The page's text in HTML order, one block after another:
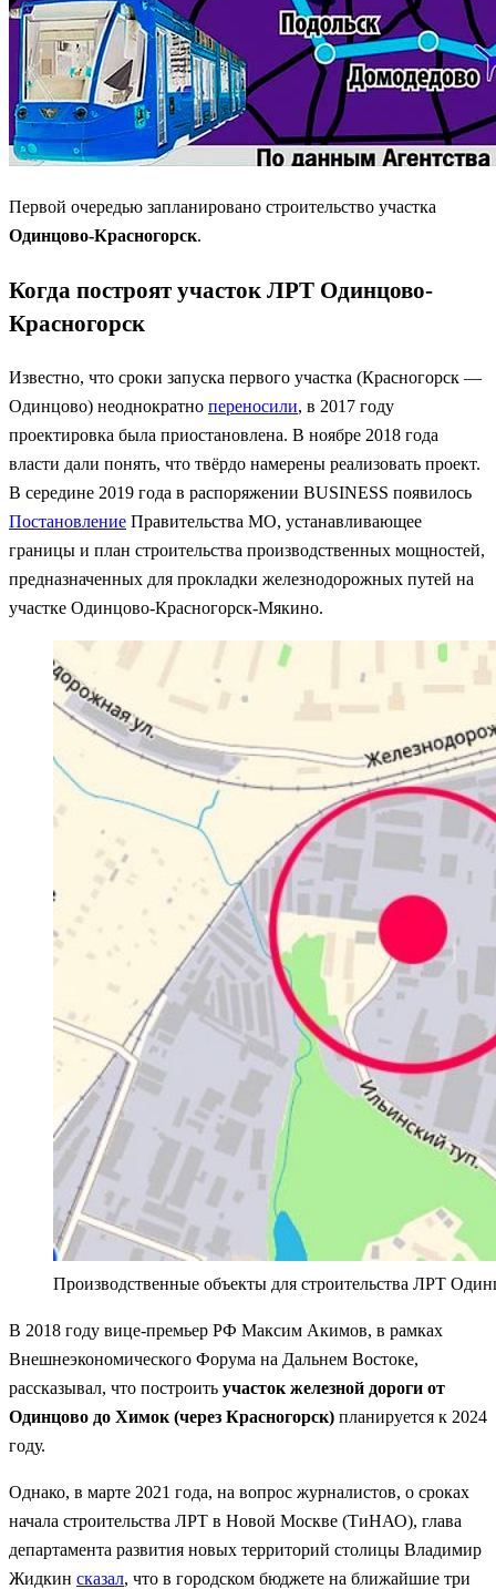
Первой очередью запланировано строительство участка
Одинцово-Красногорск.
Когда построят участок ЛРТ Одинцово-
Красногорск
Известно, что сроки запуска первого участка (Красногорск —
Одинцово) неоднократно переносили, в 2017 году
проектировка была приостановлена. В ноябре 2018 года
власти дали понять, что твёрдо намерены реализовать проект.
В середине 2019 года в распоряжении BUSINESS появилось
Постановление Правительства МО, устанавливающее
границы и план строительства производственных мощностей,
предназначенных для прокладки железнодорожных путей на
участке Одинцово-Красногорск-Мякино.
Производственные объекты для строительства ЛРТ
В 2018 году вице-премьер РФ Максим Акимов, в рамках
Внешнеэкономического Форума на Дальнем Востоке,
рассказывал, что построить участок железной дороги от
Одинцово до Химок (через Красногорск) планируется к 2024
году.
Однако, в марте 2021 года, на вопрос журналистов, о сроках
начала строительства ЛРТ в Новой Москве (ТиНАО), глава
департамента развития новых территорий столицы Владимир
Жидкин сказал, что в городском бюджете на ближайшие три